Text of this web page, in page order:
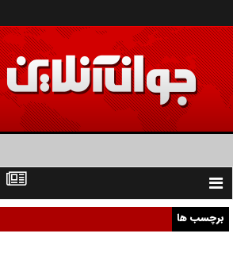
Toggle
navigation
برچسب ها